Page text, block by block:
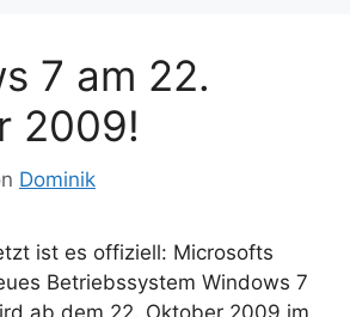
7 am 22.
2009!
Dominik
ist es offiziell: Microsofts
Betriebssystem Windows 7
ab dem 22. Oktober 2009 im